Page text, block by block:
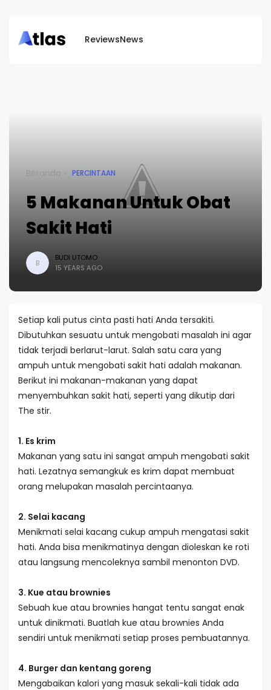
ReviewsNews
Beranda PERCINTAAN
5 Makanan Untuk Obat
Sakit Hati
B
BUDI UTOMO
15 YEARS AGO
Setiap kali putus cinta pasti hati Anda tersakiti.
Dibutuhkan sesuatu untuk mengobati masalah ini agar
tidak terjadi berlarut-larut. Salah satu cara yang
ampuh untuk mengobati sakit hati adalah makanan.
Berikut ini makanan-makanan yang dapat
menyembuhkan sakit hati, seperti yang dikutip dari
The stir.
1. Es krim
Makanan yang satu ini sangat ampuh mengobati sakit
hati. Lezatnya semangkuk es krim dapat membuat
orang melupakan masalah percintaanya.
2. Selai kacang
Menikmati selai kacang cukup ampuh mengatasi sakit
hati. Anda bisa menikmatinya dengan dioleskan ke roti
atau langsung mencoleknya sambil menonton DVD.
3. Kue atau brownies
Sebuah kue atau brownies hangat tentu sangat enak
untuk dinikmati. Buatlah kue atau brownies Anda
sendiri untuk menikmati setiap proses pembuatannya.
4. Burger dan kentang goreng
Mengabaikan kalori yang masuk sekali-kali tidak ada